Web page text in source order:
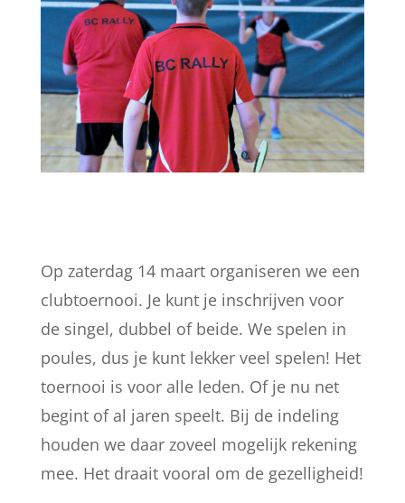
Op zaterdag 14 maart organiseren we een
clubtoernooi. Je kunt je inschrijven voor
de singel, dubbel of beide. We spelen in
poules, dus je kunt lekker veel spelen! Het
toernooi is voor alle leden. Of je nu net
begint of al jaren speelt. Bij de indeling
houden we daar zoveel mogelijk rekening
mee. Het draait vooral om de gezelligheid!